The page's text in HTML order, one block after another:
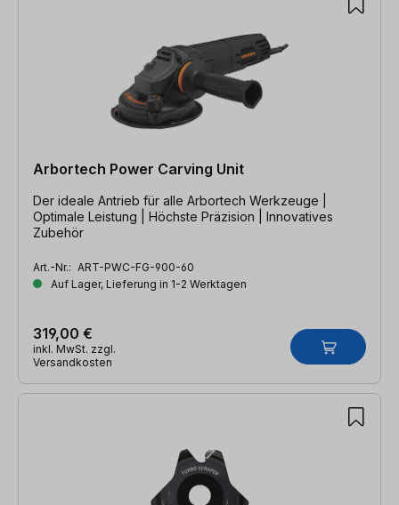
Arbortech Power Carving Unit
Der ideale Antrieb für alle Arbortech Werkzeuge |
Optimale Leistung | Höchste Präzision | Innovatives
Zubehör
Art.-Nr.: ART-PWC-FG-900-60
Auf Lager, Lieferung in 1-2 Werktagen
319,00 €
inkl. MwSt. zzgl.
Versandkosten